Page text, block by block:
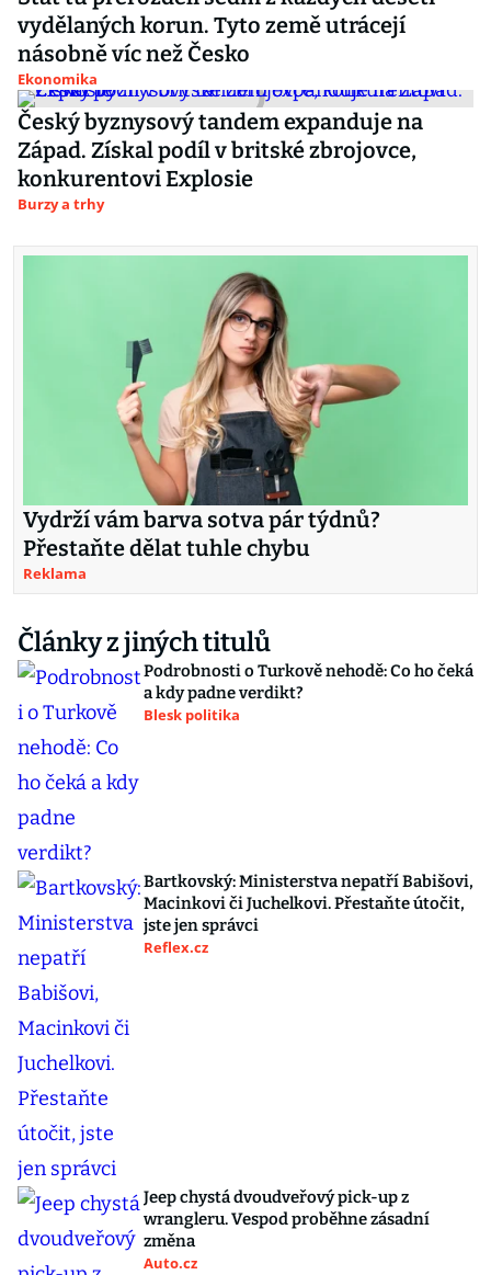
vydělaných korun. Tyto země utrácejí
násobně víc než Česko
Ekonomika
Český byznysový tandem expanduje na
Západ. Získal podíl v britské zbrojovce,
konkurentovi Explosie
Burzy a trhy
Vydrží vám barva sotva pár týdnů?
Přestaňte dělat tuhle chybu
Reklama
Články z jiných titulů
Podrobnosti o Turkově nehodě: Co ho čeká
a kdy padne verdikt?
Blesk politika
Bartkovský: Ministerstva nepatří Babišovi,
Macinkovi či Juchelkovi. Přestaňte útočit,
jste jen správci
Reflex.cz
Jeep chystá dvoudveřový pick-up z
wrangleru. Vespod proběhne zásadní
změna
Auto.cz